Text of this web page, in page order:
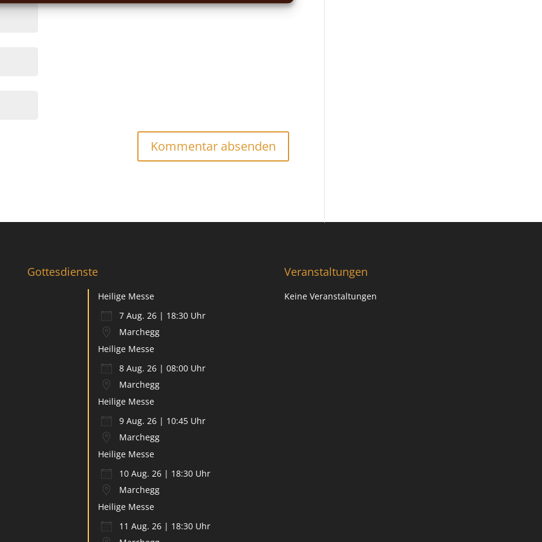
Gottesdienste
Heilige Messe
7 Aug. 26 | 18:30 Uhr
Marchegg
Heilige Messe
8 Aug. 26 | 08:00 Uhr
Marchegg
Heilige Messe
9 Aug. 26 | 10:45 Uhr
Marchegg
Heilige Messe
10 Aug. 26 | 18:30 Uhr
Marchegg
Heilige Messe
11 Aug. 26 | 18:30 Uhr
Veranstaltungen
Keine Veranstaltungen